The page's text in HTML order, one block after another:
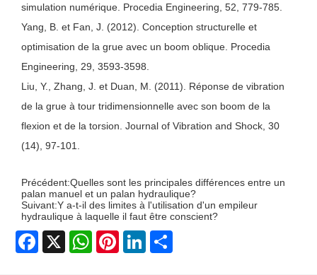
simulation numérique. Procedia Engineering, 52, 779-785.
Yang, B. et Fan, J. (2012). Conception structurelle et
optimisation de la grue avec un boom oblique. Procedia
Engineering, 29, 3593-3598.
Liu, Y., Zhang, J. et Duan, M. (2011). Réponse de vibration
de la grue à tour tridimensionnelle avec son boom de la
flexion et de la torsion. Journal of Vibration and Shock, 30
(14), 97-101.
Précédent:Quelles sont les principales différences entre un
palan manuel et un palan hydraulique?
Suivant:Y a-t-il des limites à l'utilisation d'un empileur
hydraulique à laquelle il faut être conscient?
Facebook
X WhatsAppPinterestLinkedIn